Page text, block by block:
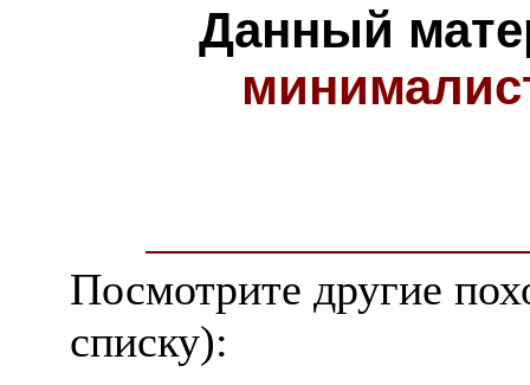
Данный
Посмотрите другие
списку):